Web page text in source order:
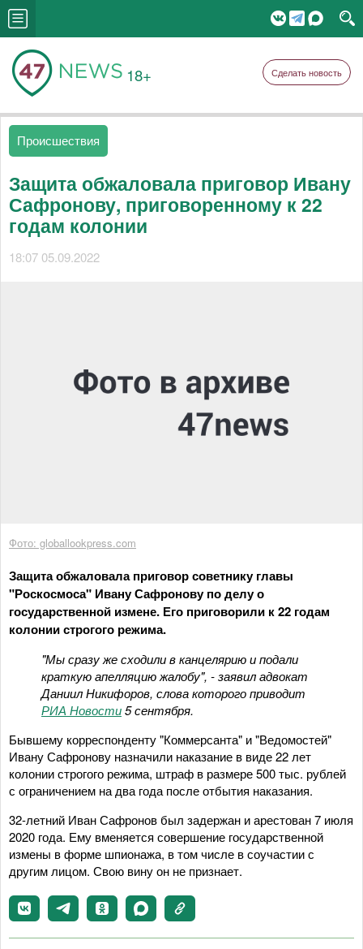
18+ Сделать новость
Происшествия
Защита обжаловала приговор Ивану
Сафронову, приговоренному к 22
годам колонии
18:07 05.09.2022
Фото: globallookpress.com
Защита обжаловала приговор советнику главы
"Роскосмоса" Ивану Сафронову по делу о
государственной измене. Его приговорили к 22 годам
колонии строгого режима.
"Мы сразу же сходили в канцелярию и подали
краткую апелляцию жалобу", - заявил адвокат
Даниил Никифоров, слова которого приводит
РИА Новости5 сентября.
Бывшему корреспонденту "Коммерсанта" и "Ведомостей"
Ивану Сафронову назначили наказание в виде 22 лет
колонии строгого режима, штраф в размере 500 тыс. рублей
с ограничением на два года после отбытия наказания.
32-летний Иван Сафронов был задержан и арестован 7 июля
2020 года. Ему вменяется совершение государственной
измены в форме шпионажа, в том числе в соучастии с
другим лицом. Свою вину он не признает.